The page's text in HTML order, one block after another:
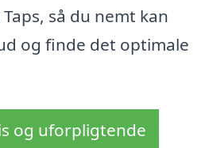
så du nemt kan
og finde det optimale
og uforpligtende